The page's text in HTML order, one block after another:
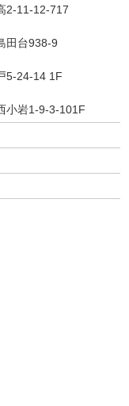
2-11-12-717
田台938-9
5-24-14 1F
小岩1-9-3-101F